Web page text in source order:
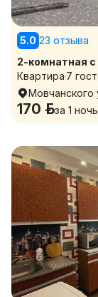
5.0 23 отзыва
2-комнатная
Квартира 7
Мовчанского
170 р.за 1 ночь